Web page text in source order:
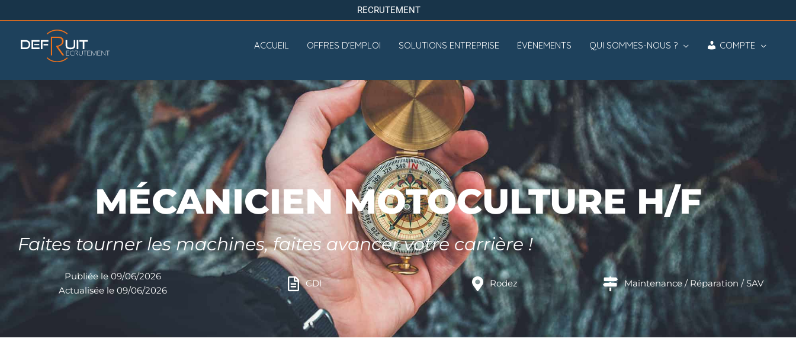
RECRUTEMENT
ACCUEIL OFFRES D’EMPLOI SOLUTIONS ENTREPRISE ÉVÈNEMENTS QUI SOMMES-NOUS ? COMPTE
MÉCANICIEN MOTOCULTURE H/F
Faites tourner les machines, faites avancer votre carrière !
Publiée le 09/06/2026
Actualisée le 09/06/2026
CDI Rodez Maintenance / Réparation / SAV